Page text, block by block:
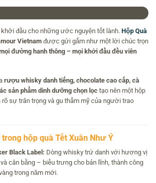
đầu cho những ước nguyện tốt lành. Hộp Quà
Vietnam được gửi gắm như một lời chúc trọn
đường hanh thông – mọi khởi đầu đều viên
rượu whisky danh tiếng, chocolate cao cấp, cà
sản phẩm dinh dưỡng chọn lọc tạo nên một hộp
rõ sự trân trọng và gu thẩm mỹ của người trao
hộp quà Tết Xuân Như Ý
Black Label: Dòng whisky trứ danh với hương vị
cân bằng – biểu trưng cho bản lĩnh, thành công
trong năm mới.